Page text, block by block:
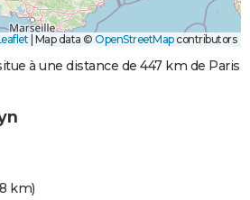
Map data © OpenStreetMapcontributors
à une distance de 447 km de Paris
km)